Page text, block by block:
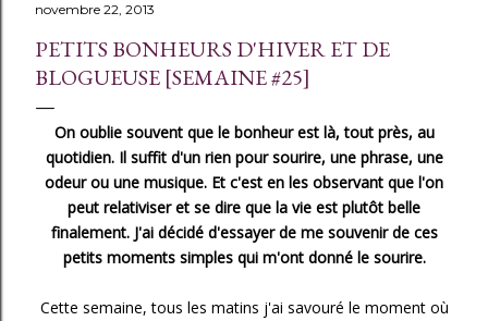
novembre 22, 2013
PETITS BONHEURS D'HIVER ET DE
BLOGUEUSE [SEMAINE #25]
On oublie souvent que le bonheur est là, tout près, au
quotidien. Il suffit d'un rien pour sourire, une phrase, une
odeur ou une musique. Et c'est en les observant que l'on
peut relativiser et se dire que la vie est plutôt belle
finalement. J'ai décidé d'essayer de me souvenir de ces
petits moments simples qui m'ont donné le sourire.
Cette semaine, tous les matins j'ai savouré le moment où